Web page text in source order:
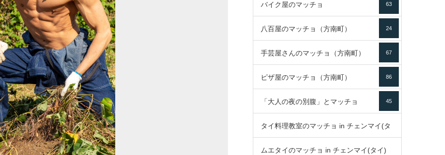
バイク屋のマッチョ 63
八百屋のマッチョ（方南町） 24
手芸屋さんのマッチョ（方南町） 67
ピザ屋のマッチョ（方南町） 86
「大人の夜の別腹」とマッチョ 45
タイ料理教室のマッチョ in チェンマイ(タ
イ)
ムエタイのマッチョ in チェンマイ(タイ)